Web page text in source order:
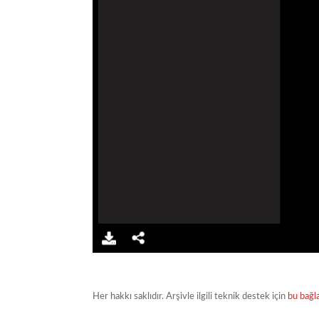
Her hakkı saklıdır. Arşivle ilgili teknik destek için bu